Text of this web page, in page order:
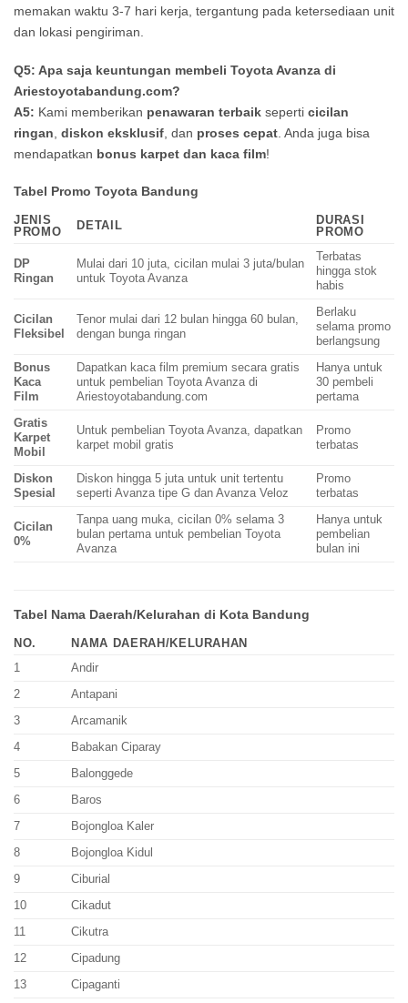
memakan waktu 3-7 hari kerja, tergantung pada ketersediaan unit
dan lokasi pengiriman.
Q5: Apa saja keuntungan membeli Toyota Avanza di
Ariestoyotabandung.com?
A5: Kami memberikan penawaran terbaik seperti cicilan
ringan diskon eksklusif , dan proses cepat . Anda juga bisa
mendapatkan bonus karpet dan kaca film!
Tabel Promo Toyota Bandung
JENIS
PROMO
DETAIL
DURASI
PROMO
DP
Ringan
Mulai dari 10 juta, cicilan mulai 3 juta/bulan
untuk Toyota Avanza
Terbatas
hingga stok
habis
Cicilan
Fleksibel
Tenor mulai dari 12 bulan hingga 60 bulan,
dengan bunga ringan
Berlaku
selama promo
berlangsung
Bonus
Kaca
Film
Dapatkan kaca film premium secara gratis
untuk pembelian Toyota Avanza di
Ariestoyotabandung.com
Hanya untuk
30 pembeli
pertama
Gratis
Karpet
Mobil
Untuk pembelian Toyota Avanza, dapatkan
karpet mobil gratis
Promo
terbatas
Diskon
Spesial
Diskon hingga 5 juta untuk unit tertentu
seperti Avanza tipe G dan Avanza Veloz
Promo
terbatas
Cicilan
0%
Tanpa uang muka, cicilan 0% selama 3
bulan pertama untuk pembelian Toyota
Avanza
Hanya untuk
pembelian
bulan ini
Tabel Nama Daerah/Kelurahan di Kota Bandung
NO.
NAMA DAERAH/KELURAHAN
1
Andir
2
Antapani
3
Arcamanik
4
Babakan Ciparay
5
Balonggede
6
Baros
7
Bojongloa Kaler
8
Bojongloa Kidul
9
Ciburial
10
Cikadut
11
Cikutra
12
Cipadung
13
Cipaganti